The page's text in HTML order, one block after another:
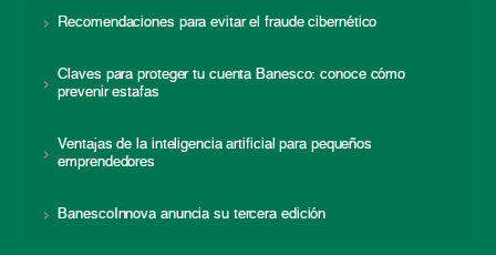
Recomendaciones para evitar el fraude cibernético
Claves para proteger tu cuenta Banesco: conoce cómo
prevenir estafas
Ventajas de la inteligencia artificial para pequeños
emprendedores
BanescoInnova anuncia su tercera edición